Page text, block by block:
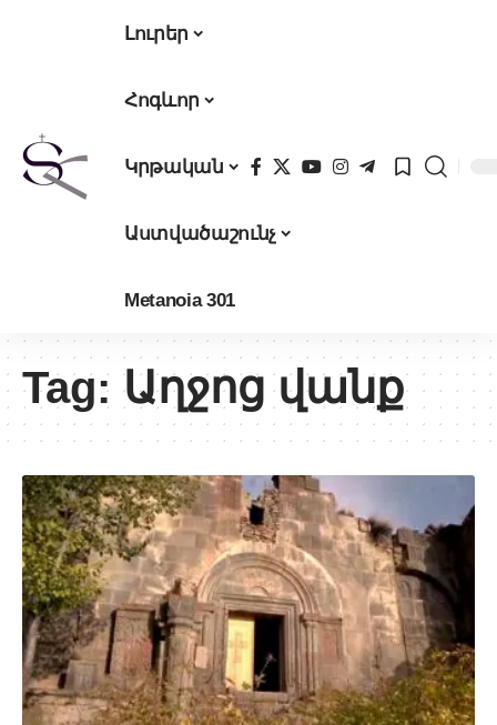
Լուրեր
Հոգևոր
Կրթական
Աստվածաշունչ
Metanoia 301
Tag: Աղջոց վանք